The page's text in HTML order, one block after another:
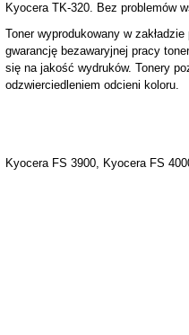
Kyocera TK-320. Bez problemów
Toner wyprodukowany w
gwarancję bezawaryjnej pracy
się na jakość wydruków. Tonery
odzwierciedleniem odcieni koloru.
Kyocera FS 3900, Kyocera FS